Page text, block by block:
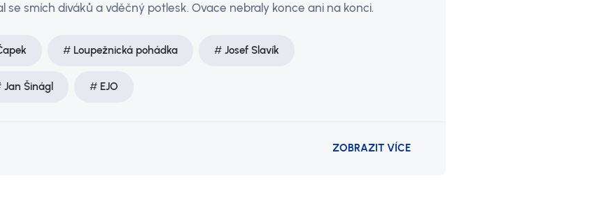
se smích diváků a vděčný potlesk. Ovace nebraly konce ani na konci.
Loupežnická pohádka Josef Slavík
Jan Šinágl EJO
ZOBRAZIT VÍCE